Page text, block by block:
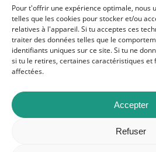
Pour t'offrir une expérience optimale, nous
telles que les cookies pour stocker et/ou
relatives à l'appareil. Si tu acceptes ces
traiter des données telles que le
identifiants uniques sur ce site. Si tu ne
si tu le retires, certaines caractéristiques et
affectées.
Accepter
Refuser
T: +352 661
E: